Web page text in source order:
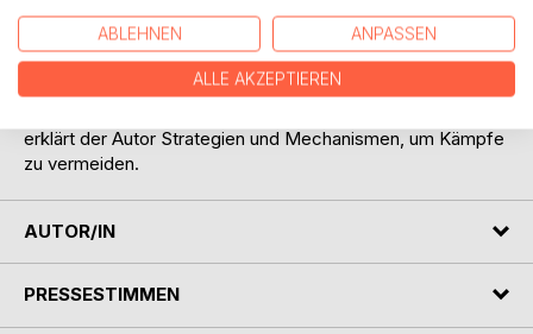
viele weitere Fragen werden anhand wissenschaftlicher
Erkenntnisse und rechtlicher Aspekte verständlich erläutert.
Durch die kontroverse Auseinandersetzung mit den
vielfältigen Risiken, die neben der Möglichkeit eigener
erklärt der Autor Strategien und Mechanismen, um Kämpfe
zu vermeiden.
AUTOR/IN
PRESSESTIMMEN
ABLEHNEN ANPASSEN
ALLE AKZEPTIEREN